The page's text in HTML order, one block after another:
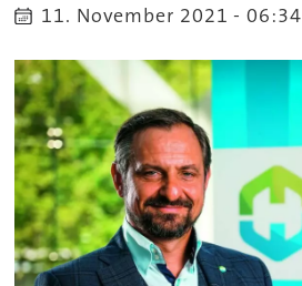
11. November 2021 - 06:34